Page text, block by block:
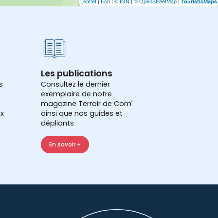
Les publications
Consultez le dernier
exemplaire de notre
magazine Terroir de Com'
ainsi que nos guides et
dépliants
En savoir +